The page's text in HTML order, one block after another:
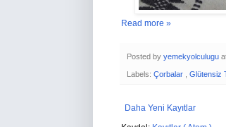
Read more »
Posted by yemekyolculugu
Labels: Çorbalar Glütensiz
Daha Yeni Kayıtlar